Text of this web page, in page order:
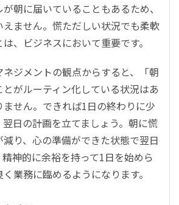
朝に届いていることもあるため、
ません。慌ただしい状況でも柔軟
、ビジネスにおいて重要です。
ネジメントの観点からすると、「朝
がルーティン化している状況はあ
ません。できれば1日の終わりに少
翌日の計画を立てましょう。朝に慌
り、心の準備ができた状態で翌日
神的に余裕を持って1日を始めら
業務に臨めるようになります。